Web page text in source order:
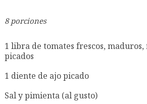
8 porciones
1 libra de tomates frescos,
picados
1 diente de ajo picado
Sal y pimienta (al gusto)